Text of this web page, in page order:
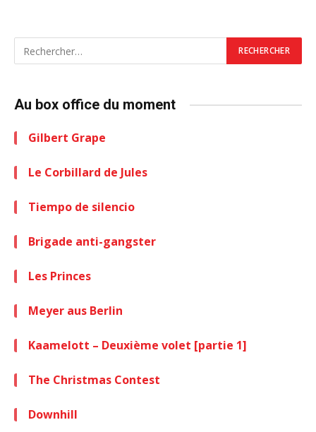
Au box office du moment
Gilbert Grape
Le Corbillard de Jules
Tiempo de silencio
Brigade anti-gangster
Les Princes
Meyer aus Berlin
Kaamelott – Deuxième volet [partie 1]
The Christmas Contest
Downhill